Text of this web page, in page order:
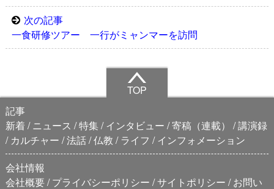
次の記事
一食研修ツアー 一行がミャンマーを訪問
TOP
記事
新着
ニュース 特集 インタビュー 寄稿（連載）
講演録
カルチャー 法話 仏教 ライフ
インフォメーション
会社情報
会社概要 プライバシーポリシー サイトポリシー お問い